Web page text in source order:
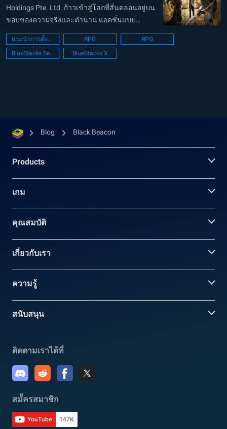
Holdings Pte. Ltd. ก้าวเข้าสู่โลกที่สั่นคลอนอยู่บน
ขอบของความจริงและตำนาน แอคชั่นแบบ
ภาพยนตร์ที่พาผู้เล่นดำดิ่งลงสู่ใจกลางของความ
ผิดปกติทั่วโลก เมื่อ Seer ในตำนานมาถึง เสาหินสี
ดำโบราณที่รู้จักกันในชื่อ Beacon ก็เปิดใ...
แนะนำการตั้งค่า PC RPG
RPG
BlueStacks Setup
BlueStacks X
Blog Black Beacon
Products
เกม
คุณสมบัติ
เกี่ยวกับเรา
ความรู้
สนับสนุน
ติดตามเราได้ที่
สมััครสมาชิก
YouTube 147K